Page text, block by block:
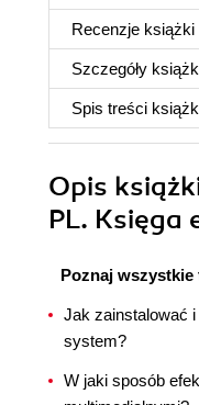
Recenzje książki
Szczegóły
Spis treści
Opis
PL. Księga
Poznaj
Jak zainstalować
system?
W jaki sposób